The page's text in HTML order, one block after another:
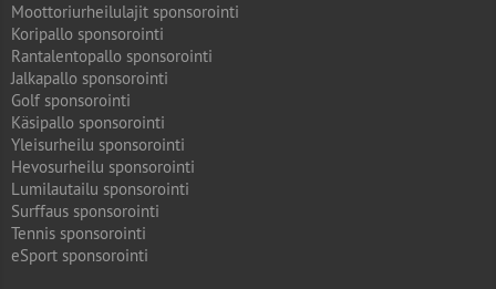
Moottoriurheilulajit sponsorointi
Koripallo sponsorointi
Rantalentopallo sponsorointi
Jalkapallo sponsorointi
Golf sponsorointi
Käsipallo sponsorointi
Yleisurheilu sponsorointi
Hevosurheilu sponsorointi
Lumilautailu sponsorointi
Surffaus sponsorointi
Tennis sponsorointi
eSport sponsorointi